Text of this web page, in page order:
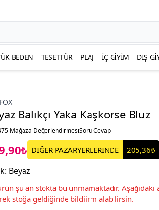
BEDEN TESETTÜR PLAJ İÇ GIYIM DIŞ
Balıkçı Yaka Kaşkorse Bluz
Mağaza DeğerlendirmesiSoru Cevap
DİĞER PAZARYERLERİNDE 205,36₺
: Beyaz
şu an stokta bulunmamaktadır. Aşağıdaki
stoğa geldiğinde bildiirm alabilirsin.